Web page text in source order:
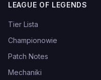
LEAGUE OF LEGENDS
Tier Lista
Championowie
Patch Notes
Mechaniki